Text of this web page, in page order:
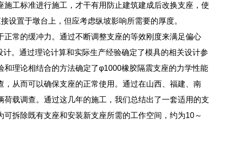
工标准进行施工，才干有用防止建筑建成后改换支座，使
设置于墩台上，但应考虑纵坡影响所需要的厚度。
常的缓冲力。通过不断调整支座的等效刚度来满足偏心
。通过理论计算和实际生产经验确定了模具的相关设计参
理论相结合的方法确定了φ1000橡胶隔震支座的力学性能
从而可以确保支座的正常使用。通过在山西、福建、南
载调查。通过这几年的施工，我们总结出了一套适用的支
拆除既有支座和安装新支座所需的工作空间，约为10～